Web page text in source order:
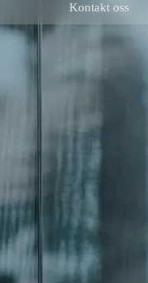
Kontakt oss